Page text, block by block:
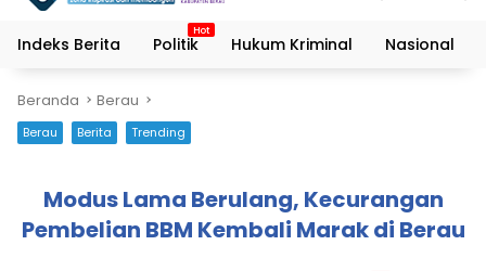
Indeks Berita Politik Hukum Kriminal Nasional
Beranda Berau
Berau Berita Trending
Modus Lama Berulang, Kecurangan
Pembelian BBM Kembali Marak di Berau